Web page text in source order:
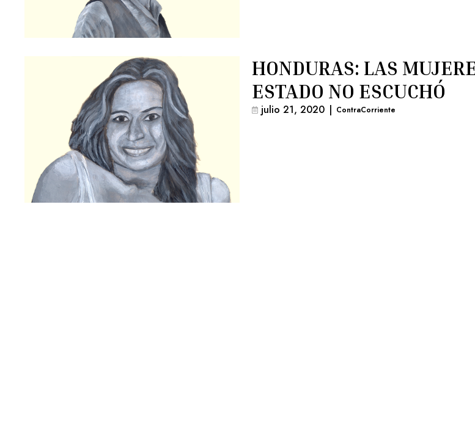
HONDURAS: LAS
ESTADO NO ESCUCHÓ
julio 21, 2020 | ContraCorriente